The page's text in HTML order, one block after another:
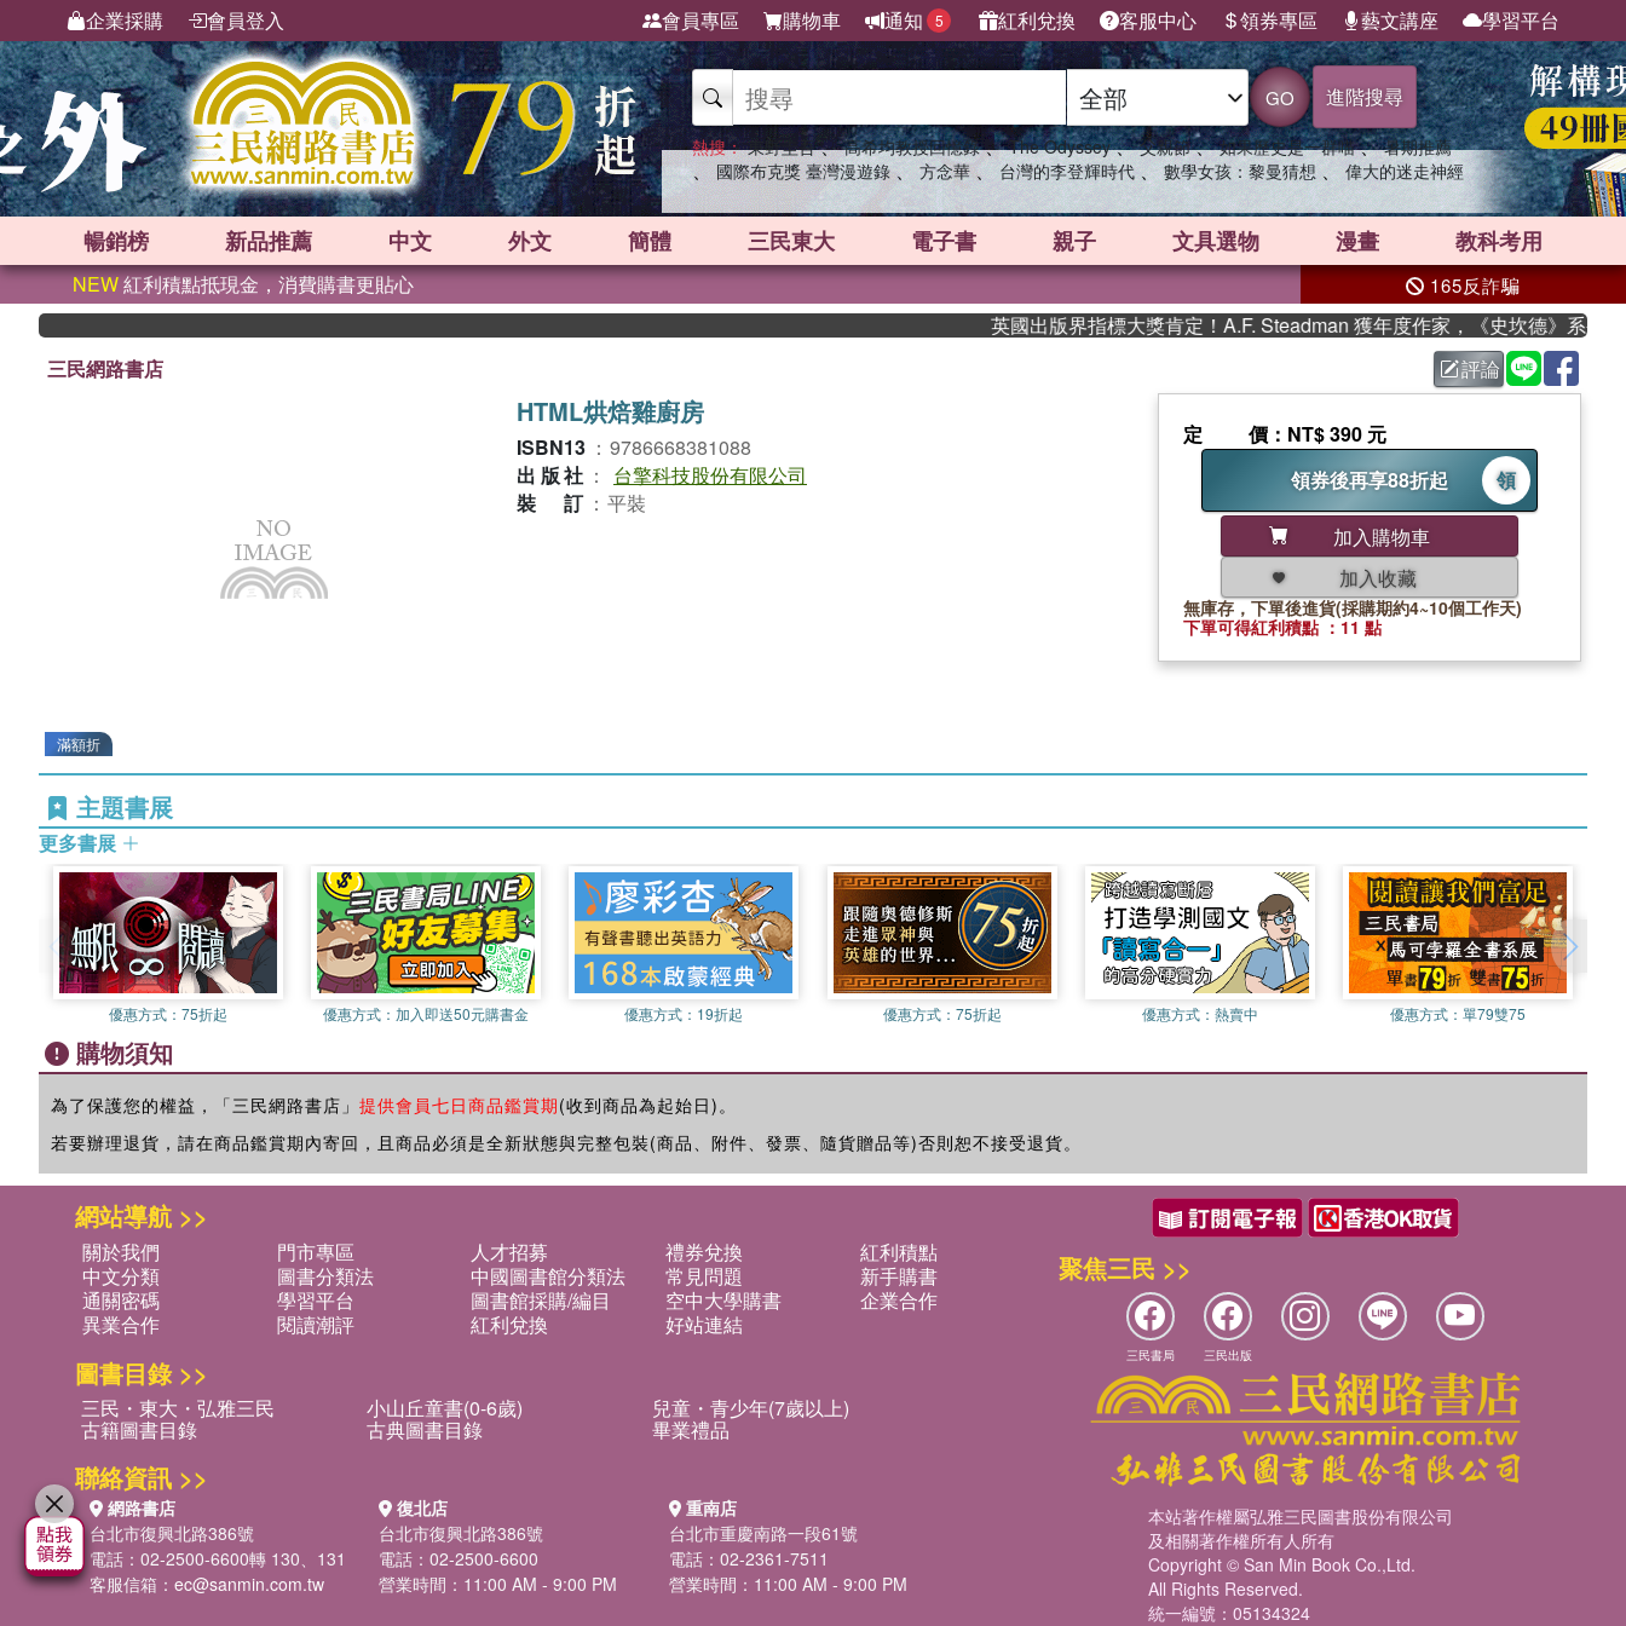
企業採購 會員登入 會員專區 購物車 通知 5 紅利兌換 客服中心 領券專區 藝文講座 學習平台
GO 進階搜尋
熱搜： 東野圭吾 、 高希均教授回憶錄 、 The Odyssey 、 父親節 、 如果歷史是一群喵 、 暑期推薦
、 國際布克獎 臺灣漫遊錄 、 方念華 、 台灣的李登輝時代 、 數學女孩：黎曼猜想 、 偉大的迷走神經
暢銷榜 新品推薦 中文 外文 簡體 三民東大 電子書 親子 文具選物 漫畫 教科考用
NEW紅利積點抵現金，消費購書更貼心 165反詐騙
英國出版界指標大獎肯定！A.F. Steadman 獲年度作家，《史坎德》系列帶你
三民網路書店
評論
滿額折
HTML烘焙雞廚房
ISBN13 ： 9786668381088
出版社 ：
台擎科技股份有限公司
裝訂 ： 平裝
定價 ：NT$ 390 元
領券後再享88折起
領
加入購物車
加入收藏
無庫存，下單後進貨(採購期約4~10個工作天)
下單可得紅利積點 ：11 點
主題書展
更多書展
優惠方式： 75折起 優惠方式： 加入即送50元購書金 優惠方式： 19折起 優惠方式： 75折起 優惠方式： 熱賣中 優惠方式：單79雙75
購物須知
為了保護您的權益，「三民網路書店」 提供會員七日商品鑑賞期(收到商品為起始日)。
若要辦理退貨，請在商品鑑賞期內寄回，且商品必須是全新狀態與完整包裝(商品、附件、發票、隨貨贈品等)否則恕不接受退貨。
網站導航 >>
關於我們 門市專區 人才招募 禮券兌換
紅利積點
中文分類
圖書分類法 中國圖書館分類法 常見問題
新手購書
通關密碼
學習平台 圖書館採購/編目 空中大學購書
企業合作
異業合作
閱讀潮評 紅利兌換 好站連結
圖書目錄 >>
三民・東大・弘雅三民 小山丘童書(0-6歲) 兒童・青少年(7歲以上)
古籍圖書目錄 古典圖書目錄 畢業禮品
聯絡資訊 >>
網路書店
台北市復興北路386號
電話：02-2500-6600轉 130、131
客服信箱： ec@sanmin.com.tw
復北店
台北市復興北路386號
電話：02-2500-6600
營業時間：11:00 AM - 9:00 PM
重南店
台北市重慶南路一段61號
電話：02-2361-7511
營業時間：11:00 AM - 9:00 PM
聚焦三民 >>
三民書局 三民出版
本站著作權屬弘雅三民圖書股份有限公司
及相關著作權所有人所有
Copyright © San Min Book Co.,Ltd.
All Rights Reserved.
統一編號：05134324